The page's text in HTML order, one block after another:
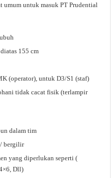
umum untuk masuk PT Prudential
155 cm
(operator), untuk D3/S1 (staf)
tidak cacat fisik (terlampir
dalam tim
/ bergilir
yang diperlukan seperti (
Dll)